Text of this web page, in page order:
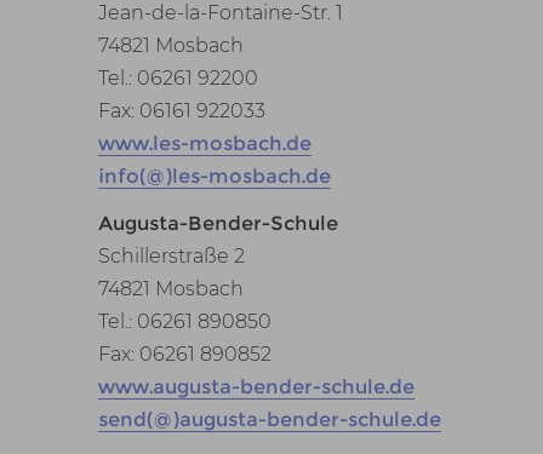
Jean-de-la-Fontaine-Str. 1
74821 Mosbach
Tel.: 06261 92200
Fax: 06161 922033
www.les-mosbach.de
info(@)les-mosbach.de
Augusta-Bender-Schule
Schillerstraße 2
74821 Mosbach
Tel.: 06261 890850
Fax: 06261 890852
www.augusta-bender-schule.de
send(@)augusta-bender-schule.de